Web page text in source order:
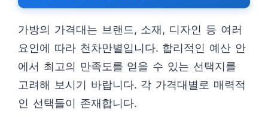
가방의 가격대는 브랜드, 소재, 디자인 등 여러
요인에 따라 천차만별입니다. 합리적인 예산 안
에서 최고의 만족도를 얻을 수 있는 선택지를
고려해 보시기 바랍니다. 각 가격대별로 매력적
인 선택들이 존재합니다.